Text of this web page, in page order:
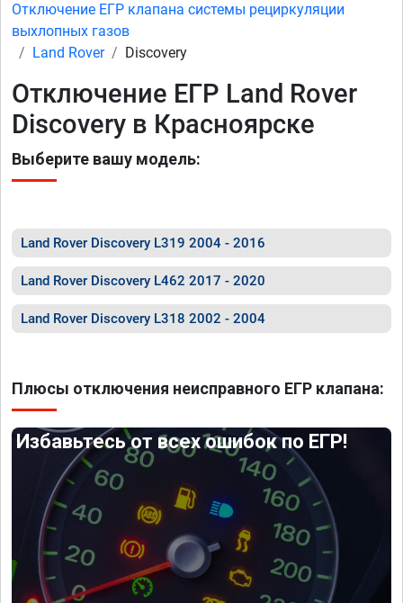
Отключение ЕГР клапана системы рециркуляции
выхлопных газов
Land Rover
Discovery
Отключение ЕГР Land Rover
Discovery в Красноярске
Выберите вашу модель:
Land Rover Discovery L319 2004 - 2016
Land Rover Discovery L462 2017 - 2020
Land Rover Discovery L318 2002 - 2004
Плюсы отключения неисправного ЕГР клапана:
Избавьтесь от всех ошибок по ЕГР!